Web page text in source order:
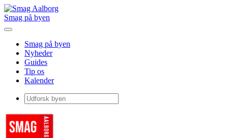
Smag på byen
Smag på byen
Nyheder
Guides
Tip os
Kalender